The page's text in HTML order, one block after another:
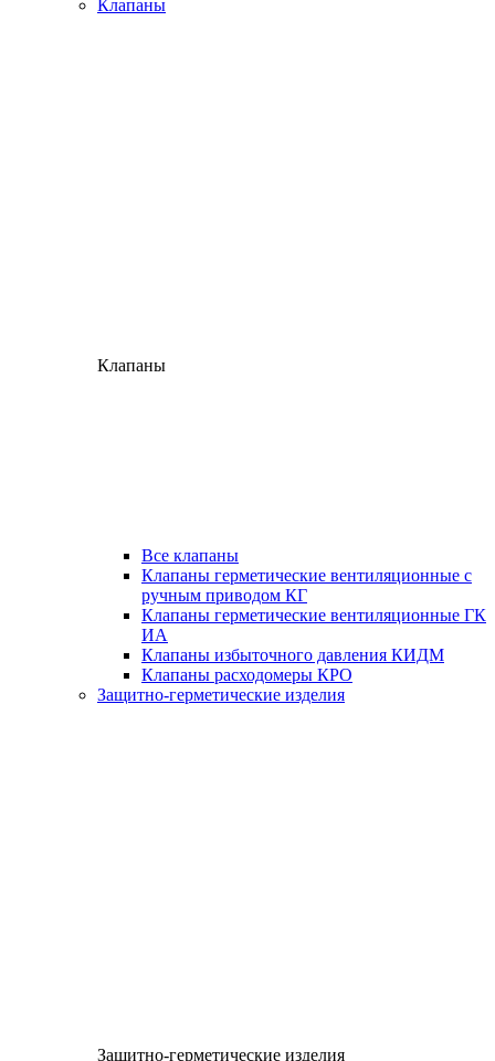
Клапаны
Клапаны
Все клапаны
Клапаны герметические вентиляционные с
ручным приводом КГ
Клапаны герметические вентиляционные ГК
ИА
Клапаны избыточного давления КИДМ
Клапаны расходомеры КРО
Защитно-герметические изделия
Защитно-герметические изделия